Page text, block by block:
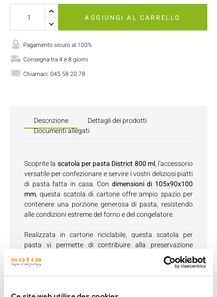
AGGIUNGI AL CARRELLO
Pagamento sicuro al 100%
Consegna tra 4 e 8 giorni
Chiamaci: 045 58 20 78
Descrizione
Dettagli dei prodotti
Documenti allegati
Scoprite la scatola per pasta District 800 ml, l'accessorio
versatile per confezionare e servire i vostri deliziosi piatti
di pasta fatta in casa. Con dimensioni di 105x90x100
mm, questa scatola di cartone offre ampio spazio per
contenere una porzione generosa di pasta, resistendo
alle condizioni estreme del forno e del congelatore.
Realizzata in cartone riciclabile, questa scatola per
pasta vi permette di contribuire alla preservazione
dell'ambiente mentre offrite una soluzione di imballaggio
durevole. Una volta terminato, basta gettarla nel
contenitore per la raccolta differenziata per darle una